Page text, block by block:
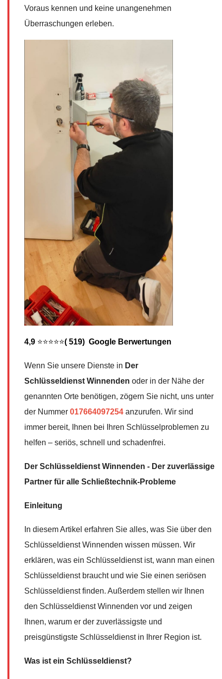
Voraus kennen und keine unangenehmen
Überraschungen erleben.
4,9 ⭐⭐⭐⭐⭐( 519) Google Berwertungen
Wenn Sie unsere Dienste in Der
Schlüsseldienst Winnenden oder in der Nähe der
genannten Orte benötigen, zögern Sie nicht, uns unter
der Nummer 017664097254 anzurufen. Wir sind
immer bereit, Ihnen bei Ihren Schlüsselproblemen zu
helfen – seriös, schnell und schadenfrei.
Der Schlüsseldienst Winnenden - Der zuverlässige
Partner für alle Schließtechnik-Probleme
Einleitung
In diesem Artikel erfahren Sie alles, was Sie über den
Schlüsseldienst Winnenden wissen müssen. Wir
erklären, was ein Schlüsseldienst ist, wann man einen
Schlüsseldienst braucht und wie Sie einen seriösen
Schlüsseldienst finden. Außerdem stellen wir Ihnen
den Schlüsseldienst Winnenden vor und zeigen
Ihnen, warum er der zuverlässigste und
preisgünstigste Schlüsseldienst in Ihrer Region ist.
Was ist ein Schlüsseldienst?